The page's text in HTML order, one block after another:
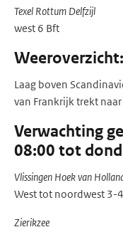
Texel Rottum Delfzijl
west 6 Bft
Weeroverzicht:
Laag boven
van Frankrijk trekt
Verwachting
08:00 tot
Vlissingen Hoek van
West tot noordwest 3-
Zierikzee